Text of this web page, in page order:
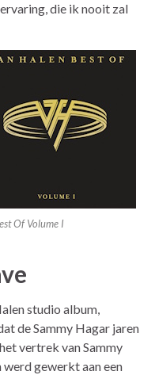
die ik nooit zal
Of Volume I
studio album,
de Sammy Hagar jaren
vertrek van Sammy
gewerkt aan een